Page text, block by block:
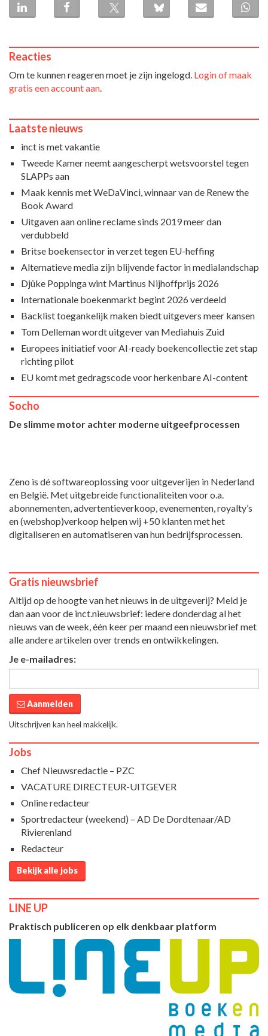
Reacties
Om te kunnen reageren moet je zijn ingelogd. Login of maak
gratis een account aan.
Laatste nieuws
inct is met vakantie
Tweede Kamer neemt aangescherpt wetsvoorstel tegen
SLAPPs aan
Maak kennis met WeDaVinci, winnaar van de Renew the
Book Award
Uitgaven aan online reclame sinds 2019 meer dan
verdubbeld
Britse boekensector in verzet tegen EU-heffing
Alternatieve media zijn blijvende factor in medialandschap
Djûke Poppinga wint Martinus Nijhoffprijs 2026
Internationale boekenmarkt begint 2026 verdeeld
Backlist toegankelijk maken biedt uitgevers meer kansen
Tom Delleman wordt uitgever van Mediahuis Zuid
Europees initiatief voor AI-ready boekencollectie zet stap
richting pilot
EU komt met gedragscode voor herkenbare AI-content
Socho
De slimme motor achter moderne uitgeefprocessen
Zeno is dé softwareoplossing voor uitgeverijen in Nederland
en België. Met uitgebreide functionaliteiten voor o.a.
abonnementen, advertentieverkoop, evenementen, royalty’s
en (webshop)verkoop helpen wij +50 klanten met het
digitaliseren en automatiseren van hun bedrijfsprocessen.
Gratis nieuwsbrief
Altijd op de hoogte van het nieuws in de uitgeverij? Meld je
dan aan voor de inct.nieuwsbrief: iedere donderdag al het
nieuws van de week, één keer per maand een nieuwsbrief met
alle andere artikelen over trends en ontwikkelingen.
Je e-mailadres:
Aanmelden
Uitschrijven kan heel makkelijk.
Jobs
Chef Nieuwsredactie – PZC
VACATURE DIRECTEUR-UITGEVER
Online redacteur
Sportredacteur (weekend) – AD De Dordtenaar/AD
Rivierenland
Redacteur
Bekijk alle jobs
LINE UP
Praktisch publiceren op elk denkbaar platform